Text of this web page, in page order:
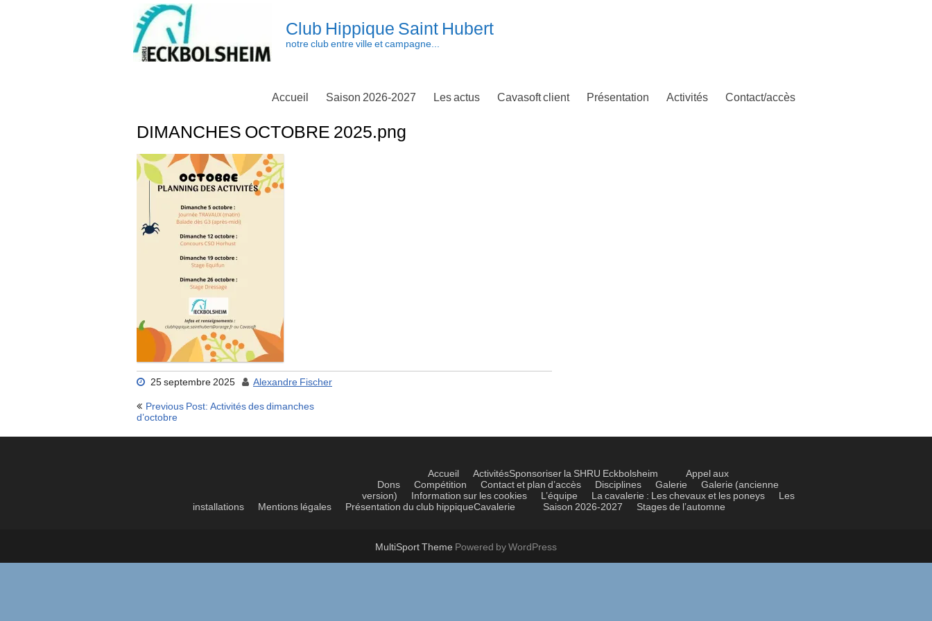
Club Hippique Saint Hubert
notre club entre ville et campagne...
Accueil Saison 2026-2027 Les actus Cavasoft client Présentation Activités Contact/accès
DIMANCHES OCTOBRE 2025.png
25 septembre 2025 Alexandre Fischer
Navigation
de
l’article
Previous Post: Activités des dimanches
d’octobre
Accueil ActivitésSponsoriser la SHRU Eckbolsheim
Appel aux
Dons
Compétition Contact et plan d’accès Disciplines Galerie
Galerie (ancienne
version)
Information sur les cookies L’équipe La cavalerie : Les chevaux et les poneys
Les
installations
Mentions légales Présentation du club hippiqueCavalerie Saison 2026-2027 Stages de l’automne
MultiSport Theme Powered by WordPress